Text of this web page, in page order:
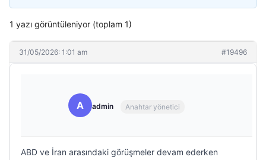
1 yazı görüntüleniyor (toplam 1)
31/05/2026: 1:01 am #19496
A admin Anahtar yönetici
ABD ve İran arasındaki görüşmeler devam ederken